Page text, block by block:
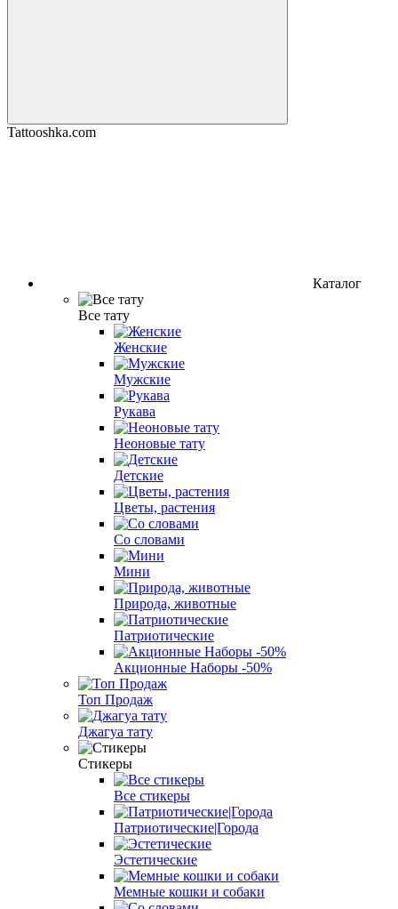
Tattooshka.com
Каталог
Все тату
Женские
Мужские
Рукава
Неоновые тату
Детские
Цветы, растения
Со словами
Мини
Природа, животные
Патриотические
Акционные Наборы -50%
Топ Продаж
Джагуа тату
Стикеры
Все стикеры
Патриотические|Города
Эстетические
Мемные кошки и собаки